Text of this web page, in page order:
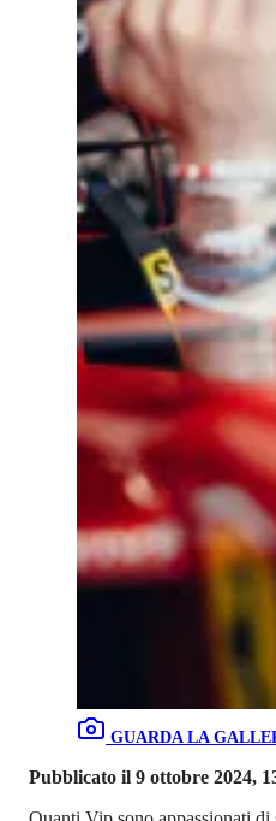
GUARDA LA
Pubblicato il 9 ottobre 2024,